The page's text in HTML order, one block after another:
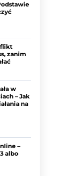
zanim
w
– Jak
na
–
albo